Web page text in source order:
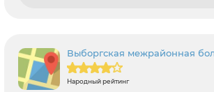
Выборгская межрайонная
Народный рейтинг